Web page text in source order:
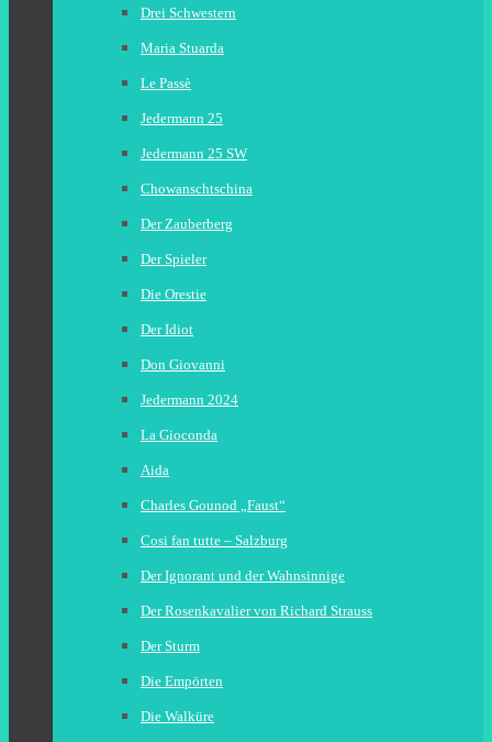
Drei Schwestern
Maria Stuarda
Le Passè
Jedermann 25
Jedermann 25 SW
Chowanschtschina
Der Zauberberg
Der Spieler
Die Orestie
Der Idiot
Don Giovanni
Jedermann 2024
La Gioconda
Aida
Charles Gounod „Faust“
Cosi fan tutte – Salzburg
Der Ignorant und der Wahnsinnige
Der Rosenkavalier von Richard Strauss
Der Sturm
Die Empörten
Die Walküre